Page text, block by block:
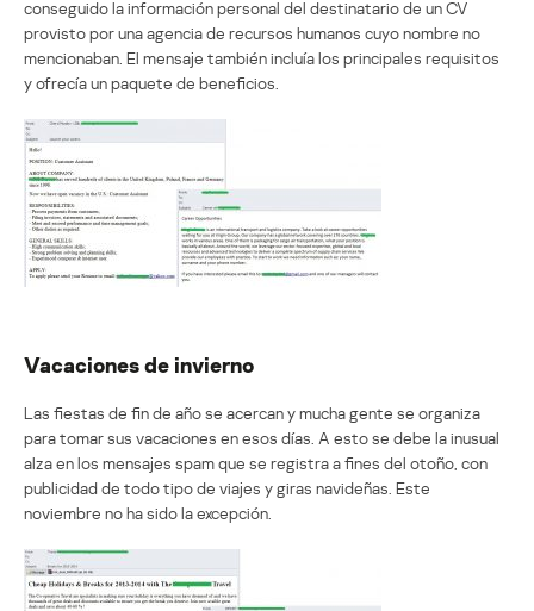
conseguido la información personal del destinatario de un CV
provisto por una agencia de recursos humanos cuyo nombre no
mencionaban. El mensaje también incluía los principales requisitos
y ofrecía un paquete de beneficios.
Vacaciones de invierno
Las fiestas de fin de año se acercan y mucha gente se organiza
para tomar sus vacaciones en esos días. A esto se debe la inusual
alza en los mensajes spam que se registra a fines del otoño, con
publicidad de todo tipo de viajes y giras navideñas. Este
noviembre no ha sido la excepción.